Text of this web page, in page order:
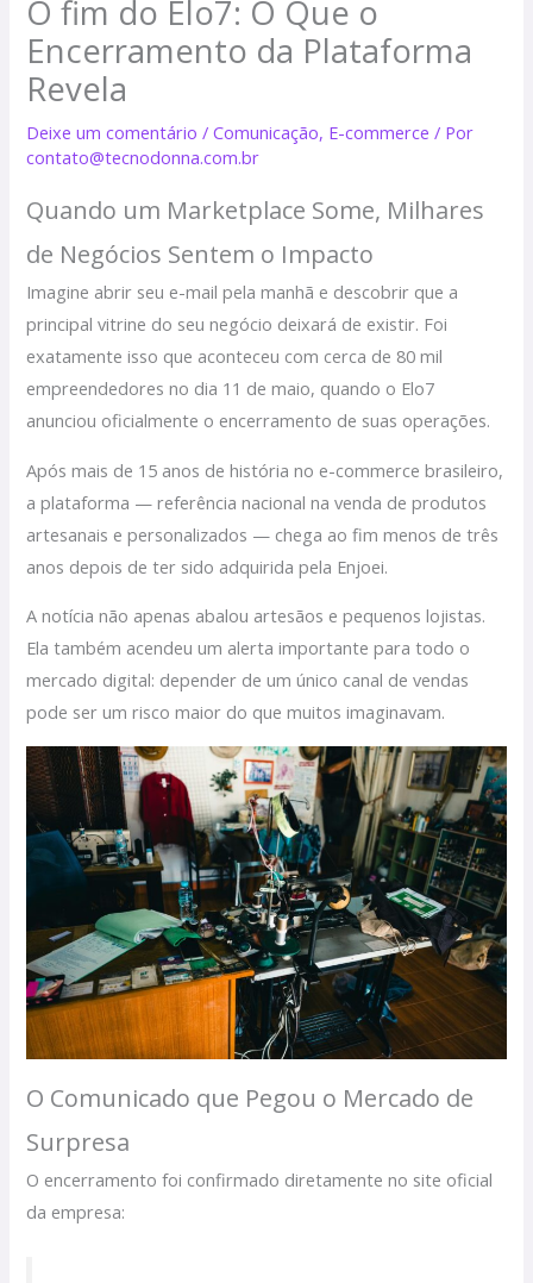
O fim do Elo7: O Que o
Encerramento da Plataforma
Revela
Deixe um comentário /Comunicação, E-commerce / Por
contato@tecnodonna.com.br
Quando um Marketplace Some, Milhares
de Negócios Sentem o Impacto
Imagine abrir seu e-mail pela manhã e descobrir que a
principal vitrine do seu negócio deixará de existir. Foi
exatamente isso que aconteceu com cerca de 80 mil
empreendedores no dia 11 de maio, quando o Elo7
anunciou oficialmente o encerramento de suas operações.
Após mais de 15 anos de história no e-commerce brasileiro,
a plataforma — referência nacional na venda de produtos
artesanais e personalizados — chega ao fim menos de três
anos depois de ter sido adquirida pela Enjoei.
A notícia não apenas abalou artesãos e pequenos lojistas.
Ela também acendeu um alerta importante para todo o
mercado digital: depender de um único canal de vendas
pode ser um risco maior do que muitos imaginavam.
O Comunicado que Pegou o Mercado de
Surpresa
O encerramento foi confirmado diretamente no site oficial
da empresa: